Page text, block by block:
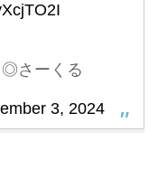
さーくる
3, 2024